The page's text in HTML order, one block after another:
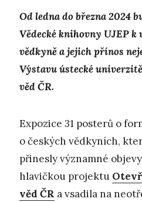
Od ledna do března 2024
Vědecké knihovny UJEP k
vědkyně a jejich přínos
Výstavu ústecké
věd ČR.
Expozice 31 posterů o
o českých vědkyních,
přinesly významné
hlavičkou projektu
věd ČR a vsadila na